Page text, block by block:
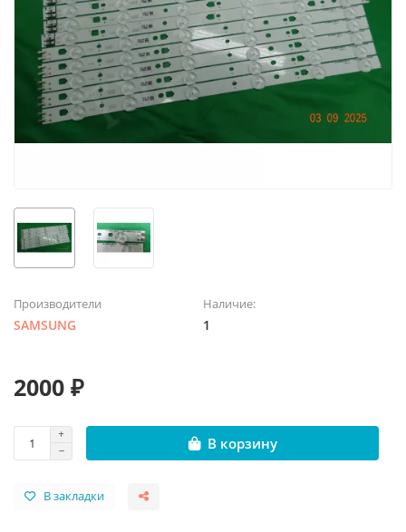
Производители
SAMSUNG
Наличие:
1
2000 ₽
В корзину
В закладки